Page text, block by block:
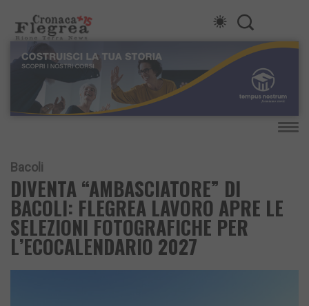
Bacoli
DIVENTA “AMBASCIATORE” DI
BACOLI: FLEGREA LAVORO APRE LE
SELEZIONI FOTOGRAFICHE PER
L’ECOCALENDARIO 2027